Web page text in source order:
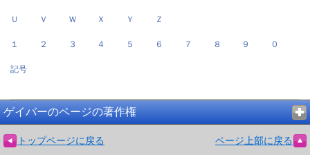
Ｕ Ｖ Ｗ Ｘ Ｙ Ｚ
１ ２ ３ ４ ５ ６ ７ ８ ９ ０
記号
ゲイバーのページの著作権
トップページに戻る ページ上部に戻る